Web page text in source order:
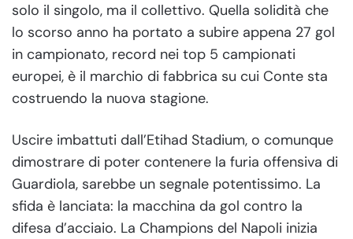
solo il singolo, ma il collettivo. Quella solidità che
lo scorso anno ha portato a subire appena 27 gol
in campionato, record nei top 5 campionati
europei, è il marchio di fabbrica su cui Conte sta
costruendo la nuova stagione.
Uscire imbattuti dall’Etihad Stadium, o comunque
dimostrare di poter contenere la furia offensiva di
Guardiola, sarebbe un segnale potentissimo. La
sfida è lanciata: la macchina da gol contro la
difesa d’acciaio. La Champions del Napoli inizia